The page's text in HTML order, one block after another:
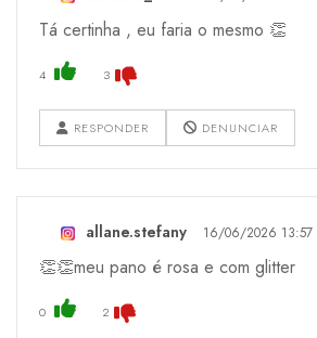
Tá certinha , eu faria o mesmo 👏
4 3
RESPONDER DENUNCIAR
allane.stefany 16/06/2026 13:57
👏👏meu pano é rosa e com glitter
0 2